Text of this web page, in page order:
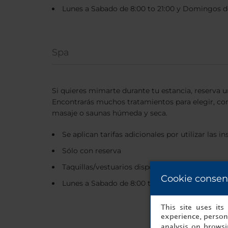
Lunes a Sabado de 8:00 to 21:00 y Domingos
Spa
Si quieres mimarte durante tu estancia, reserva
Encontrarás muchos tratamientos para elegir,
masaje o saunas húmeda y seca.
Se aplican tarifas adicionales por utilizar las
Sólo con reserva
Taquillas/vestuarios disponibles y toallas a
Lunes a Sabado de 8:00 to 21:00 y Domingos
Cookie
This site uses its
experience,